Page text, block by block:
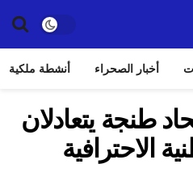
أخبار الصحراء أنشطة ملكية
طنجة يتعادلان
الاحترافية